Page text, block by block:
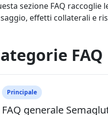
sezione FAQ raccoglie
effetti collaterali e
FAQ
Principale
FAQ generale